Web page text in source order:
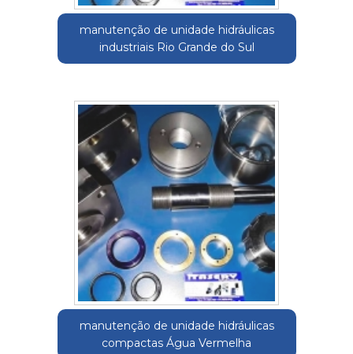
manutenção de unidade hidráulicas
industriais Rio Grande do Sul
manutenção de unidade hidráulicas
compactas Água Vermelha